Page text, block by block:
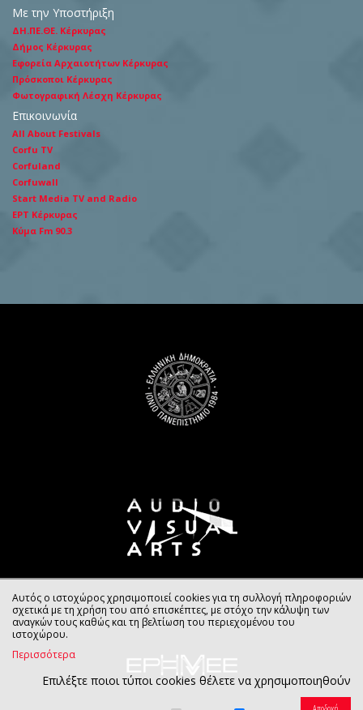
Με την Υποστήριξη
ΔΗ.ΠΕ.ΘΕ. Κέρκυρας
Δήμος Κέρκυρας
Εφορεία Αρχαιοτήτων Κέρκυρας
Πρόσκοποι Κέρκυρας
Φωτογραφική Λέσχη Κέρκυρας
Επικοινωνία
All About Festivals
Corfu TV
Corfuland
Corfuwall
Start Media TV and Radio
ΕΡΤ Κέρκυρας
Κύμα Fm 90.3
Αυτός ο ιστοχώρος χρησιμοποιεί cookies για τη συλλογή πληροφοριών
σχετικά με τη χρήση του από επισκέπτες, με στόχο την κάλυψη των
αναγκών τους καθώς και τη βελτίωση του περιεχομένου του
ιστοχώρου.
Περισσότερα
Επιλέξτε ποιοι τύποι cookies θέλετε να χρησιμοποιηθούν